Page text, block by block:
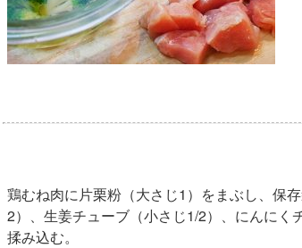
鶏むね肉に片栗粉（大さじ1）をまぶし、保
2）、生姜チューブ（小さじ1/2）、にんにく
揉み込む。